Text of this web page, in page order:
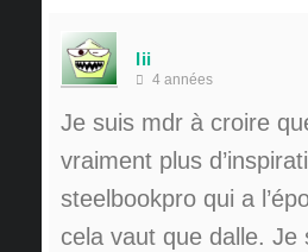
Iii
4 années
Je suis mdr à croire
vraiment plus
steelbookpro qui a
cela vaut que dalle.